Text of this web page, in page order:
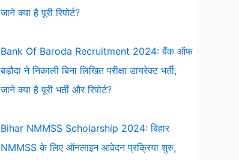
जाने क्या है पूरी रिपोर्ट?
Bank Of Baroda Recruitment 2024: बैंक ऑफ
बड़ौदा ने निकाली बिना लिखित परीक्षा डायरेक्ट भर्ती,
जाने क्या है पूरी भर्ती और रिपोर्ट?
Bihar NMMSS Scholarship 2024: बिहार
NMMSS के लिए ऑनलाइन आवेदन प्रक्रिया शुरु,